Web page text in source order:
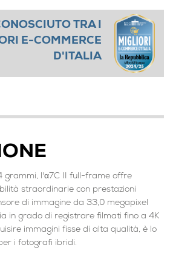
TRA I
E-COMMERCE
D'ITALIA
grammi, l'α7C II full-frame offre
straordinarie con prestazioni
di immagine da 33,0 megapixel
in grado di registrare filmati fino a 4K
immagini fisse di alta qualità, è lo
i fotografi ibridi.